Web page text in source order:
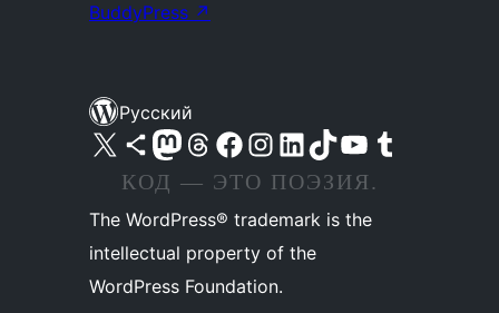
BuddyPress ↗
Русский
Посетите нас в X (ранее Twitter)
Посетите нашу учётную запись в Bluesky
Посетите нашу ленту в Mastodon
Посетите нашу учётную запись в Threads
Посетите нашу страницу на Facebook
Посетите наш Instagram
Посетите нашу страницу в LinkedIn
Посетите нашу учётную запись в TikTok
Посетите наш канал YouTube
Посетите нашу учётную запись в Tumblr
КОД — ЭТО ПОЭЗИЯ.
The WordPress® trademark is the
intellectual property of the
WordPress Foundation.